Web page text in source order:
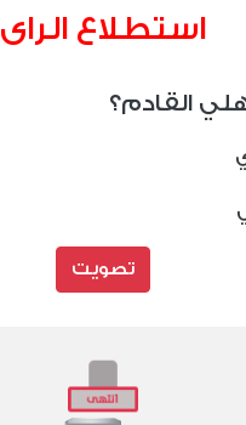
استطلاع الراى
القادم؟
تصويت